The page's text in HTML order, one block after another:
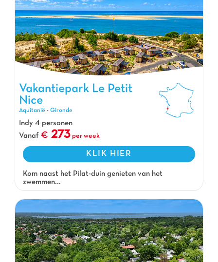
Vakantiepark Le Petit Nice, Vakantiepark Aquitanië
Vakantiepark Le Petit
Nice
Aquitanië - Gironde
Indy 4 personen
Vanaf
273 per week
KLIK HIER
Kom naast het Pilat-duin genieten van het
zwemmen...